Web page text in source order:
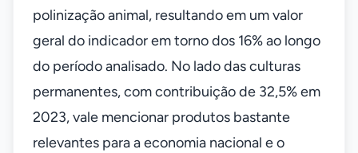
polinização animal, resultando em um valor
geral do indicador em torno dos 16% ao longo
do período analisado. No lado das culturas
permanentes, com contribuição de 32,5% em
2023, vale mencionar produtos bastante
relevantes para a economia nacional e o